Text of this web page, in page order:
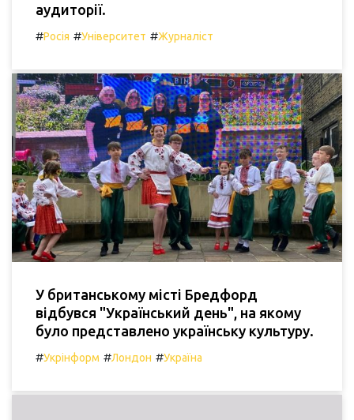
аудиторії.
#Росія #Університет #Журналіст
У британському місті Бредфорд
відбувся "Український день", на якому
було представлено українську культуру.
#Укрінформ #Лондон #Україна